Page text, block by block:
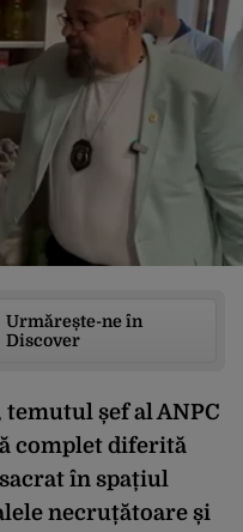
Urmărește-ne în
Discover
șef al ANPC
complet diferită
în spațiul
necruțătoare și